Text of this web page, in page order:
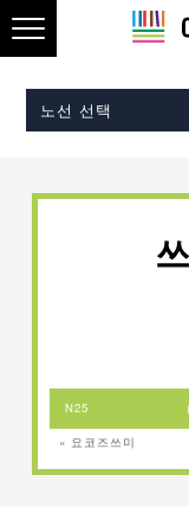
노선 선택
N25
« 요코즈쓰미